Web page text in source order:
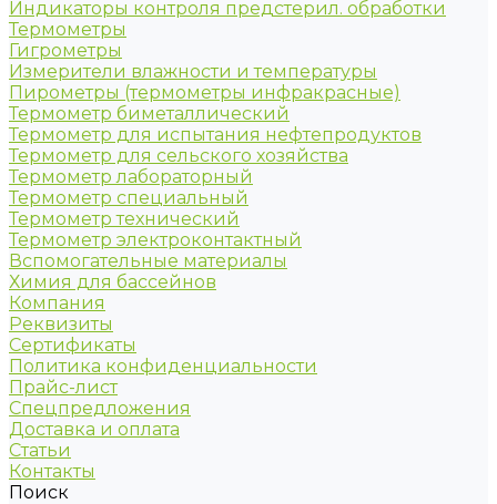
Индикаторы контроля предстерил. обработки
Термометры
Гигрометры
Измерители влажности и температуры
Пирометры (термометры инфракрасные)
Термометр биметаллический
Термометр для испытания нефтепродуктов
Термометр для сельского хозяйства
Термометр лабораторный
Термометр специальный
Термометр технический
Термометр электроконтактный
Вспомогательные материалы
Химия для бассейнов
Компания
Реквизиты
Сертификаты
Политика конфиденциальности
Прайс-лист
Спецпредложения
Доставка и оплата
Статьи
Контакты
Поиск